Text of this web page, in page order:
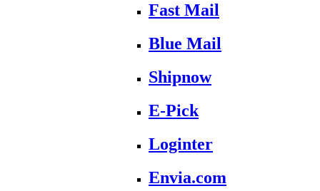
Fast Mail
Blue Mail
Shipnow
E-Pick
Loginter
Envia.com